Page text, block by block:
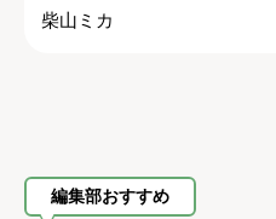
柴山ミカ
編集部おすすめ